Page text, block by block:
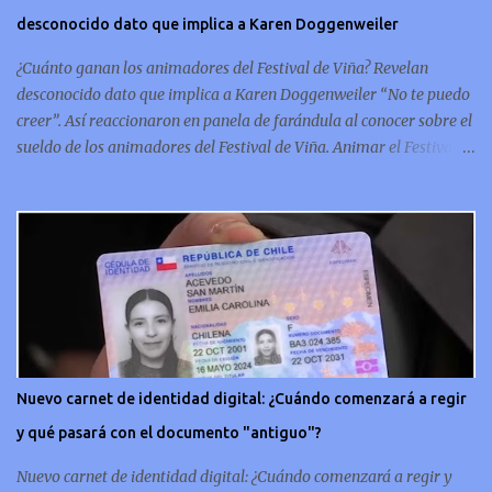
conmemorativo La moneda chilena de 20 centavos es
conmemorativa, sí, como lo lees, celebra un capítulo importante en
la hi...
desconocido dato que implica a Karen Doggenweiler
¿Cuánto ganan los animadores del Festival de Viña? Revelan
desconocido dato que implica a Karen Doggenweiler “No te puedo
creer”. Así reaccionaron en panela de farándula al conocer sobre el
sueldo de los animadores del Festival de Viña. Animar el Festival
debería ser acorde. ¿Cuánto ganará Karen Doggenweiler y su
acompañante? Según se conoce hasta ahora, los animadores del
Festival de Viña del Mar no reciben un sueldo por su rol en el
evento. Al menos no un monto extra al que venían percibirndo por
contrato con su canal empleador. “A la Karen no le pagan, no le
pagan aparte. Hace rato que no pagan”, confirmó la periodista de
espectáculos, Cecilia Gutiérrez, en el programa Hay Que Decirlo
(Canal 13). “A mí la Tonka (Tomicic) me dijo que a ellos no le
pagaban”, complementó Willy Sabor. Nacho Gutiérrez aportó que,
Nuevo carnet de identidad digital: ¿Cuándo comenzará a regir
y qué pasará con el documento "antiguo"?
Nuevo carnet de identidad digital: ¿Cuándo comenzará a regir y